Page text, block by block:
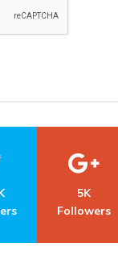
5K
Followers